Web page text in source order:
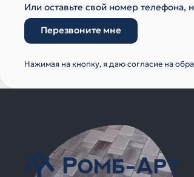
Или оставьте свой номер телефона,
Перезвоните мне
Нажимая на кнопку, я даю согласие на